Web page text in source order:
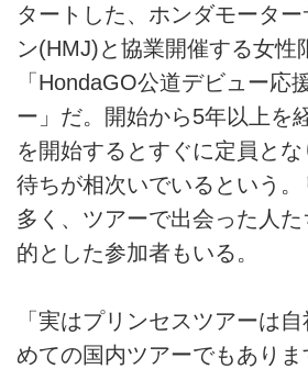
タートした、ホンダモータ
ン(HMJ)と協業開催する女性
「HondaGO公道デビュー応
ー」だ。開始から5年以上を
を開始するとすぐに定員と
待ちが相次いでいるという
多く、ツアーで出会った人た
的とした参加者もいる。
「実はプリンセスツアーは
めての国内ツアーでもあり